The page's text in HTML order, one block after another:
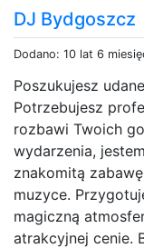
DJ Bydgoszcz
Dodano: 10 lat 6
Poszukujesz
Potrzebujesz
rozbawi Twoich
wydarzenia,
znakomitą
muzyce.
magiczną
atrakcyjnej cenie.